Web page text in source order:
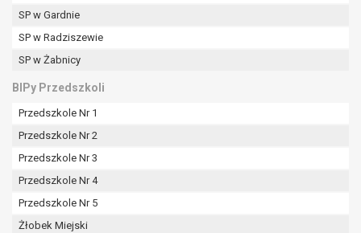
SP w Gardnie
SP w Radziszewie
SP w Żabnicy
BIPy Przedszkoli
Przedszkole Nr 1
Przedszkole Nr 2
Przedszkole Nr 3
Przedszkole Nr 4
Przedszkole Nr 5
Żłobek Miejski